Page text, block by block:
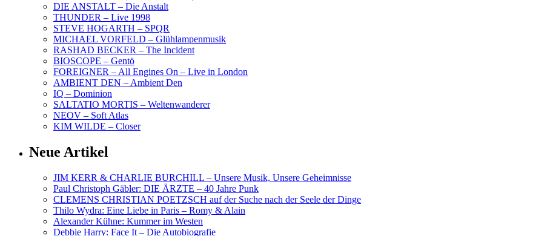
DIE ANSTALT – Die Anstalt
THUNDER – Live 1998
STEVE HOGARTH – SPQR
MICHAEL VORFELD – Glühlampenmusik
RASHAD BECKER – The Incident
BIOSCOPE – Gentö
FOREIGNER – All Engines On – Live in London
AMBIENT DEN – Ambient Den
IQ – Dominion
SALTATIO MORTIS – Weltenwanderer
NEOV – Soft Atlas
KIM WILDE – Closer
Neue Artikel
JIM KERR & CHARLIE BURCHILL – Unsere Musik, Unsere Geheimnisse
Paul Christoph Gäbler: DIE ÄRZTE – 40 Jahre Punk
CLEMENS CHRISTIAN POETZSCH auf der Suche nach der Seele der Dinge
Thilo Wydra: Eine Liebe in Paris – Romy & Alain
Alexander Kühne: Kummer im Westen
Debbie Harry: Face It – Die Autobiografie